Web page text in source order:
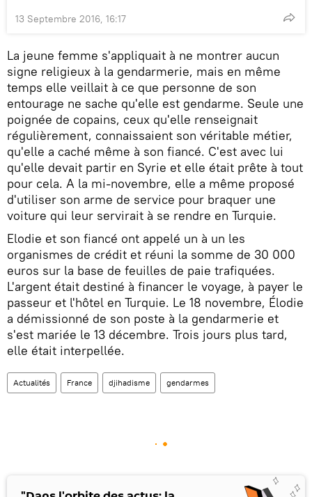
13 Septembre 2016, 16:17
La jeune femme s'appliquait à ne montrer aucun
signe religieux à la gendarmerie, mais en même
temps elle veillait à ce que personne de son
entourage ne sache qu'elle est gendarme. Seule une
poignée de copains, ceux qu'elle renseignait
régulièrement, connaissaient son véritable métier,
qu'elle a caché même à son fiancé. C'est avec lui
qu'elle devait partir en Syrie et elle était prête à tout
pour cela. A la mi-novembre, elle a même proposé
d'utiliser son arme de service pour braquer une
voiture qui leur servirait à se rendre en Turquie.
Elodie et son fiancé ont appelé un à un les
organismes de crédit et réuni la somme de 30 000
euros sur la base de feuilles de paie trafiquées.
L'argent était destiné à financer le voyage, à payer le
passeur et l'hôtel en Turquie. Le 18 novembre, Élodie
a démissionné de son poste à la gendarmerie et
s'est mariée le 13 décembre. Trois jours plus tard,
elle était interpellée.
Actualités France djihadisme gendarmes